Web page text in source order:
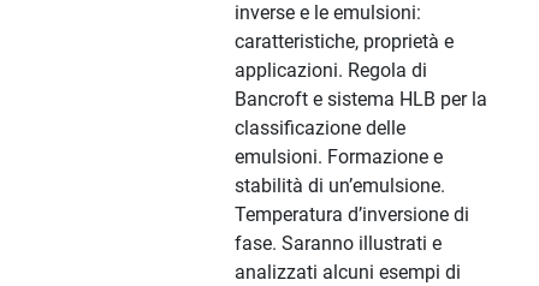
inverse e le emulsioni:
caratteristiche, proprietà e
applicazioni. Regola di
Bancroft e sistema HLB per la
classificazione delle
emulsioni. Formazione e
stabilità di un’emulsione.
Temperatura d’inversione di
fase. Saranno illustrati e
analizzati alcuni esempi di